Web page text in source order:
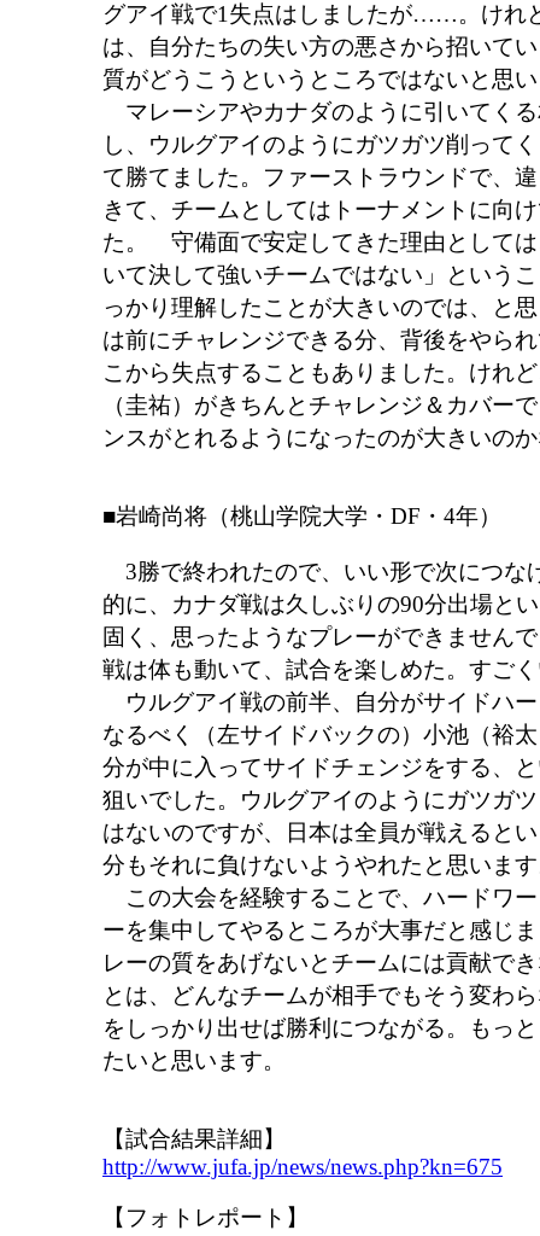
グアイ戦で1失点はしましたが……。けれ
は、自分たちの失い方の悪さから招いて
質がどうこうというところではないと思
マレーシアやカナダのように引いてく
し、ウルグアイのようにガツガツ削って
て勝てました。ファーストラウンドで、
きて、チームとしてはトーナメントに向
た。 守備面で安定してきた理由として
いて決して強いチームではない」という
っかり理解したことが大きいのでは、と
は前にチャレンジできる分、背後をやら
こから失点することもありました。けれ
（圭祐）がきちんとチャレンジ＆カバー
ンスがとれるようになったのが大きいの
■岩崎尚将（桃山学院大学・DF・4年）
3勝で終われたので、いい形で次につな
的に、カナダ戦は久しぶりの90分出場と
固く、思ったようなプレーができません
戦は体も動いて、試合を楽しめた。すご
ウルグアイ戦の前半、自分がサイドハ
なるべく（左サイドバックの）小池（裕
分が中に入ってサイドチェンジをする、
狙いでした。ウルグアイのようにガツガ
はないのですが、日本は全員が戦えると
分もそれに負けないようやれたと思いま
この大会を経験することで、ハードワ
ーを集中してやるところが大事だと感じ
レーの質をあげないとチームには貢献で
とは、どんなチームが相手でもそう変わ
をしっかり出せば勝利につながる。もっ
たいと思います。
【試合結果詳細】
http://www.jufa.jp/news/news.php?kn=675
【フォトレポート】